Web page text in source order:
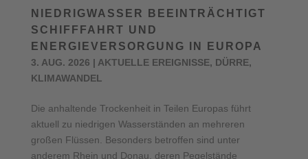
NIEDRIGWASSER BEEINTRÄCHTIGT
SCHIFFFAHRT UND
ENERGIEVERSORGUNG IN EUROPA
3. AUG. 2026 | AKTUELLE EREIGNISSE, DÜRRE,
KLIMAWANDEL
Die anhaltende Trockenheit in Teilen Europas führt
aktuell zu niedrigen Wasserständen an mehreren
großen Flüssen. Besonders betroffen sind unter
anderem Rhein und Donau, deren Pegelstände